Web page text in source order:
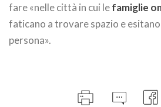
fare «nelle città in cui lefamiglie
faticano a trovare spazio e
persona».